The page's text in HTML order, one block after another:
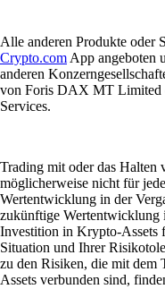
Alle anderen Produkte oder
Crypto.com App angeboten
anderen
von Foris DAX MT Limited
Services.
Trading mit oder das
möglicherweise nicht für
Wertentwicklung in der
zukünftige Wertentwicklung
Investition in Krypto-Assets
Situation und Ihrer
zu den Risiken, die mit dem
Assets verbunden sind,